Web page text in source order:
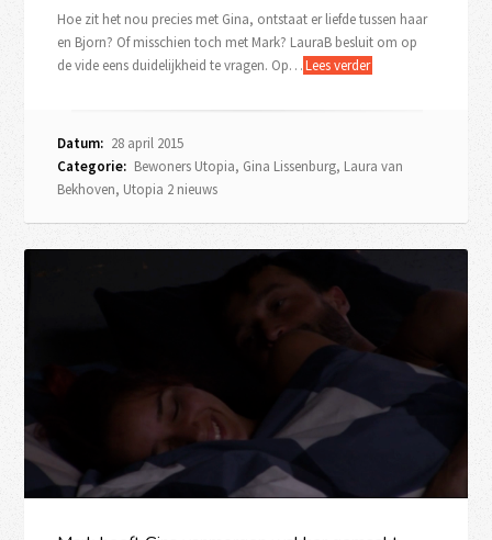
Hoe zit het nou precies met Gina, ontstaat er liefde tussen haar
en Bjorn? Of misschien toch met Mark? LauraB besluit om op
de vide eens duidelijkheid te vragen. Op… Lees verder
Datum: 28 april 2015
Categorie: Bewoners Utopia, Gina Lissenburg, Laura van
Bekhoven, Utopia 2 nieuws